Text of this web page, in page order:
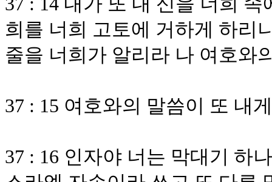
희를 너희 고토에 거하게 하리
줄을 너희가 알리라 나 여호와
37 : 15 여호와의 말씀이 또 내
37 : 16 인자야 너는 막대기 하